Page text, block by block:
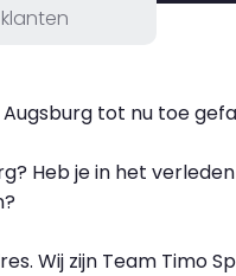
klanten
Augsburg tot nu toe
Heb je in het
Wij zijn Team Timo